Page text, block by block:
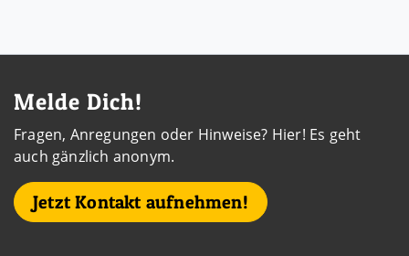
Melde Dich!
Fragen, Anregungen oder Hinweise? Hier! Es geht
auch gänzlich anonym.
Jetzt Kontakt aufnehmen!